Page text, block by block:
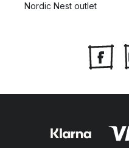
Nordic Nest outlet